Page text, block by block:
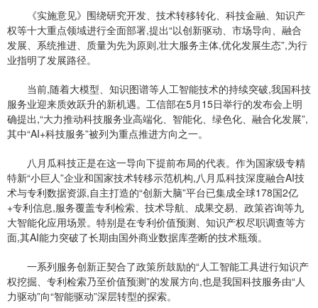
《实施意见》围绕研究开发、技术转移转化、科技金融、知识产
权等十大重点领域进行全面部署,提出“以创新驱动、 市场导向、融合
发展、系统推进、质量为先为原则,壮大服务主体,优化发展生态”,为行
业指明了发展路径。
当前,随着大模型、知识图谱等人工智能技术的持续突破,我国科技
服务业迎来质效跃升的新机遇。工信部在5月15日举行的发布会上明
确提出,“大力推动科技服务业高端化、智能化、绿色化、融合化发展”,
其中“AI+科技服务”被列为重点推进方向之一。
八月瓜科技正是在这一导向下提前布局的代表。作为国家级专精
特新“小巨人”企业和国家技术转移示范机构,八月瓜科技深度融合AI技
术与专利数据资源,自主打造的“创新大脑”平台已集成全球178国2亿
+专利信息,服务覆盖专利检索、技术导航、成果交易、政策咨询等九
大智能化应用场景。特别是在专利价值预测、知识产权尽职调查等方
面,其AI能力突破了长期由国外商业数据库垄断的技术瓶颈。
一系列服务创新正契合了政策所鼓励的“人工智能工具进行知识产
权挖掘、专利检索乃至价值预测”的发展方向,也是我国科技服务由“人
力驱动”向“智能驱动”深层转型的探索。